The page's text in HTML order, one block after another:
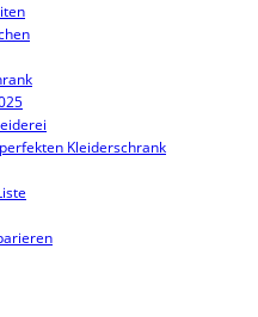
Kleiderschrank